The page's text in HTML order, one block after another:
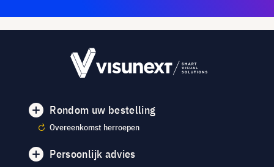
Rondom uw bestelling
Overeenkomst herroepen
Persoonlijk advies